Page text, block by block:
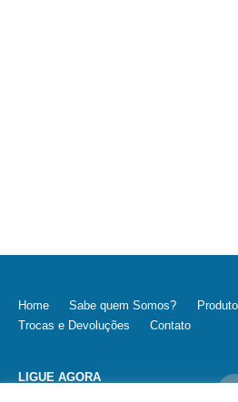
Home Sabe quem Somos?
Trocas e Devoluções
Contato
LIGUE AGORA